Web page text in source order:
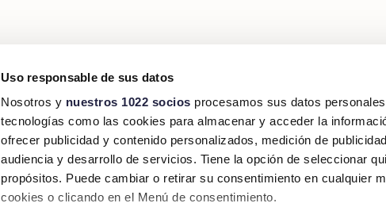
Uso responsable de sus datos
Nosotros y nuestros 1022 socios procesamos sus datos
tecnologías como las cookies para almacenar y acceder la
ofrecer publicidad y contenido personalizados, medición de
audiencia y desarrollo de servicios. Tiene la opción de seleccionar
propósitos. Puede cambiar o retirar su consentimiento en cualquier
cookies o clicando en el Menú de consentimiento.